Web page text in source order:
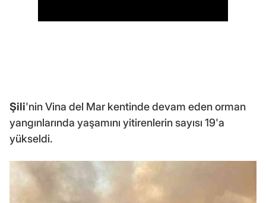
Şili'nin Vina del Mar kentinde devam eden orman
yangınlarında yaşamını yitirenlerin sayısı 19'a
yükseldi.